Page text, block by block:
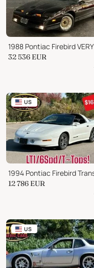
32 536 EUR
US
12 786 EUR
US